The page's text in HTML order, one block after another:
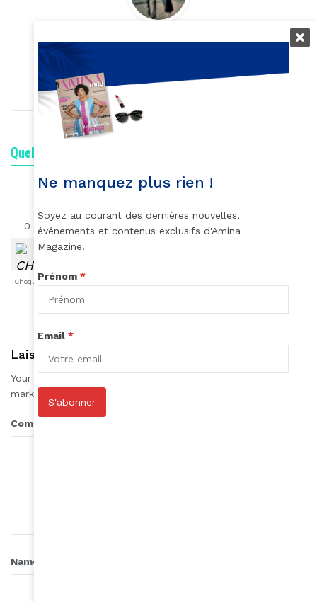
Roger Calme
Quelle est votre réaction ?
0
Choqué Content
0 0
Laisser une réponse
Your email address will not be published.
marked
Comment
Name
Ne manquez plus rien !
Soyez au courant des dernières nouvelles,
événements et contenus exclusifs d'Amina
Magazine.
Prénom *
Email *
S'abonner